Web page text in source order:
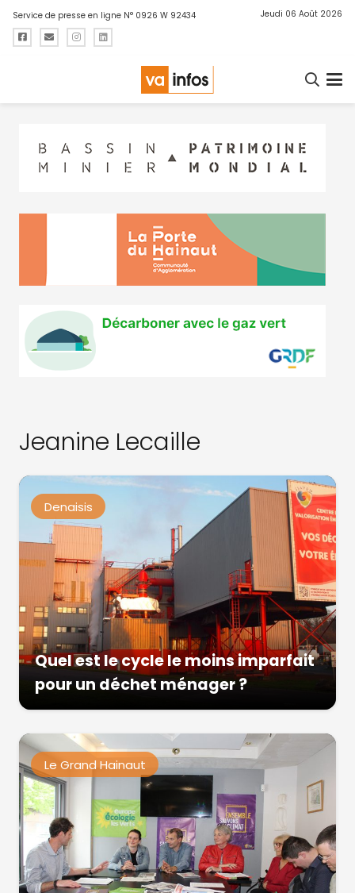
Service de presse en ligne N° 0926 W 92434 Jeudi 06 Août 2026
Jeanine Lecaille
Denaisis
Quel est le cycle le moins imparfait
pour un déchet ménager ?
Le Grand Hainaut